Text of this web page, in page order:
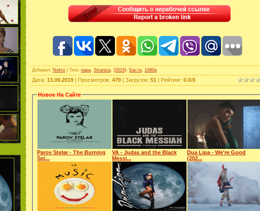
Добавил: Nekto Теги: пара Straniza (2019) Баста 1080p
Дата: 13.09.2019 | Просмотров: 479 | Загрузок: 51 | Рейтинг: 0.0/0
Новое На Сайте
Parov Stelar - The Burning
Spi...
VA - Judas and the Black
Messi...
Dua Lipa - We're Good
(202...